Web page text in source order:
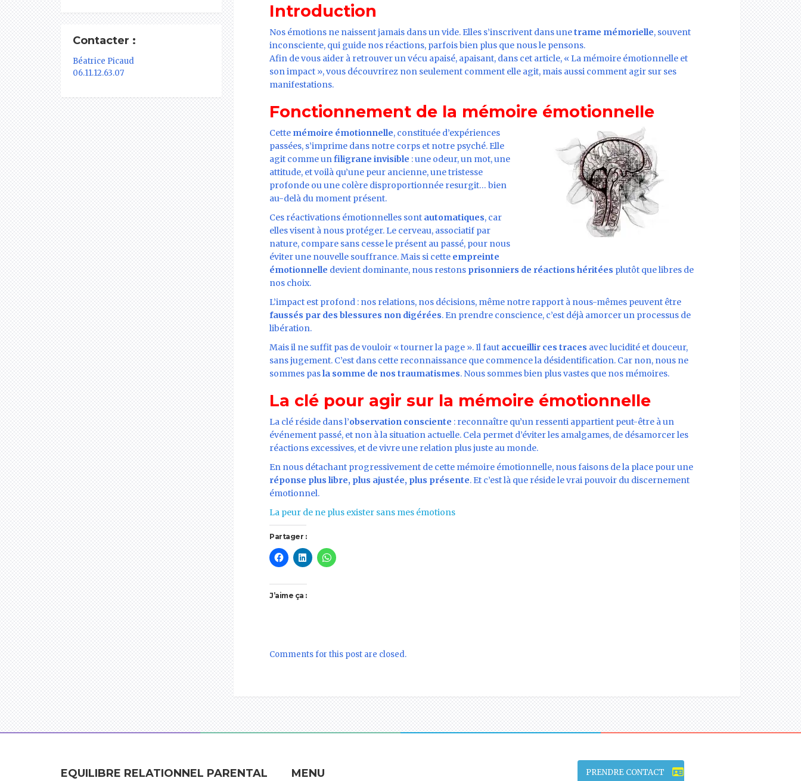
Introduction
Nos émotions ne naissent jamais dans un vide. Elles s’inscrivent dans unetrame mémorielle, souvent
inconsciente, qui guide nos réactions, parfois bien plus que nous le pensons.
Afin de vous aider à retrouver un vécu apaisé, apaisant, dans cet article, « La mémoire émotionnelle et
son impact », vous découvrirez non seulement comment elle agit, mais aussi comment agir sur ses
manifestations.
Fonctionnement de la mémoire émotionnelle
Cette mémoire émotionnelle, constituée d’expériences
passées, s’imprime dans notre corps et notre psyché. Elle
agit comme unfiligrane invisible : une odeur, un mot, une
attitude, et voilà qu’une peur ancienne, une tristesse
profonde ou une colère disproportionnée resurgit… bien
au-delà du moment présent.
Ces réactivations émotionnelles sont automatiques, car
elles visent à nous protéger. Le cerveau, associatif par
nature, compare sans cesse le présent au passé, pour nous
éviter une nouvelle souffrance. Mais si cette empreinte
émotionnelle devient dominante, nous restons prisonniers de réactions héritées plutôt que libres de
nos choix.
L’impact est profond : nos relations, nos décisions, même notre rapport à nous-mêmes peuvent être
faussés par des blessures non digérées. En prendre conscience, c’est déjà amorcer un processus de
libération.
Mais il ne suffit pas de vouloir « tourner la page ». Il faut accueillir ces traces avec lucidité et douceur,
sans jugement. C’est dans cette reconnaissance que commence la désidentification. Car non, nous ne
sommes pasla somme de nos traumatismes. Nous sommes bien plus vastes que nos mémoires.
La clé pour agir sur la mémoire émotionnelle
La clé réside dans l’observation consciente : reconnaître qu’un ressenti appartient peut-être à un
événement passé, et non à la situation actuelle. Cela permet d’éviter les amalgames, de désamorcer les
réactions excessives, et de vivre une relation plus juste au monde.
En nous détachant progressivement de cette mémoire émotionnelle, nous faisons de la place pour une
réponse plus libre, plus ajustée, plus présente. Et c’est là que réside le vrai pouvoir du discernement
émotionnel.
La peur de ne plus exister sans mes émotions
Partager :
J’aime ça :
Comments for this post are closed.
Contacter :
Béatrice Picaud
06.11.12.63.07
EQUILIBRE RELATIONNEL PARENTAL MENU PRENDRE CONTACT